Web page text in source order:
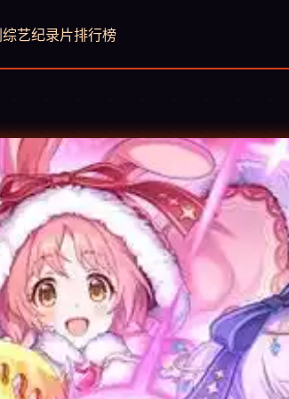
综艺纪录片排行榜